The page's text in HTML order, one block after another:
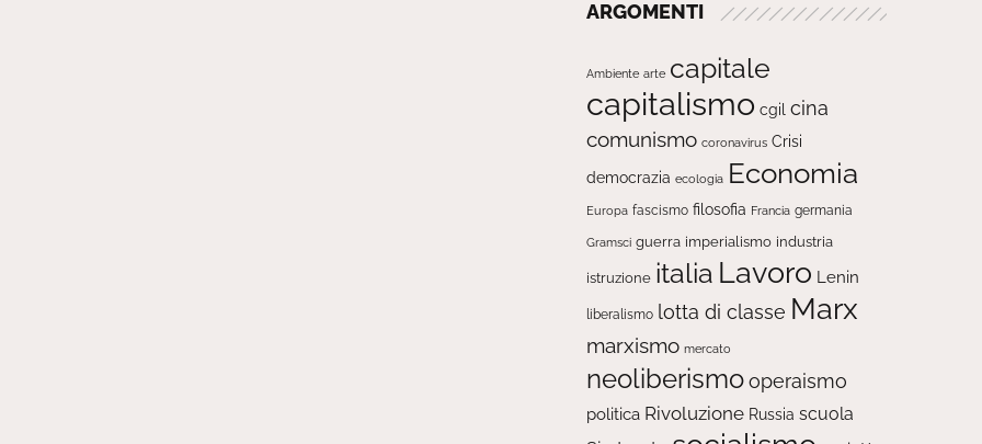
ARGOMENTI
Ambiente arte capitale
capitalismo cgil cina
comunismo coronavirus Crisi
democrazia ecologia Economia
Europa fascismo filosofia Francia germania
Gramsci guerra imperialismo industria
istruzione italia Lavoro Lenin
liberalismo lotta di classe Marx
marxismo mercato
neoliberismooperaismo
politica Rivoluzione Russia scuola